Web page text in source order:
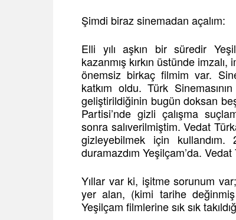
Şimdi biraz sinemadan açalım:
Elli yılı aşkın bir süredir
kazanmış kırkın üstünde
önemsiz birkaç filmim var.
katkım oldu. Türk
geliştirildiğinin bugün doksan
Partisi’nde gizli çalışma
sonra salıverilmiştim. Vedat
gizleyebilmek için kullandım.
duramazdım Yeşilçam’da.
Yıllar var ki, işitme sorunum
yer alan, (kimi tarihe
Yeşilçam filmlerine sık sık